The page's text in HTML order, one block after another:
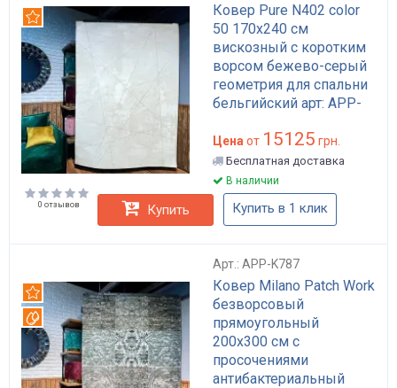
Ковер Pure N402 color
50 170x240 см
вискозный с коротким
ворсом бежево-серый
геометрия для спальни
бельгийский арт: APP-
Рекомендуем
Цена от 15125 грн.
Бесплатная доставка
В наличии
0 отзывов Купить Купить в 1 клик
Арт.: APP-K787
Ковер Milano Patch Work
безворсовый
прямоугольный
200x300 см с
просочениями
антибактериальный
Рекомендуем
Вотерпруф